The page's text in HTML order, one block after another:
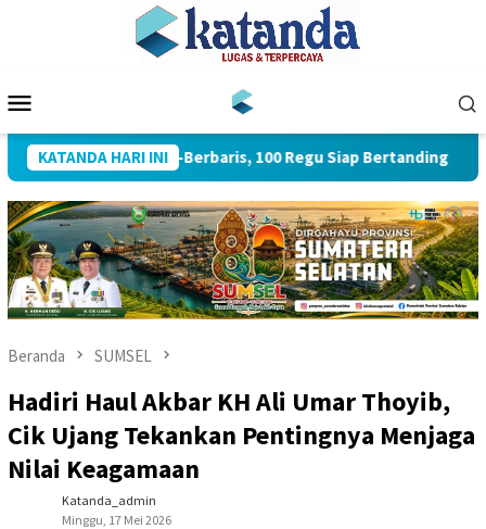
Mobile
KATANDA HARI INI
Lomba Baris-Berbaris, 100 Regu Siap Bertanding
Beranda SUMSEL
Hadiri Haul Akbar KH Ali Umar Thoyib,
Cik Ujang Tekankan Pentingnya Menjaga
Nilai Keagamaan
Katanda_admin
Minggu, 17 Mei 2026